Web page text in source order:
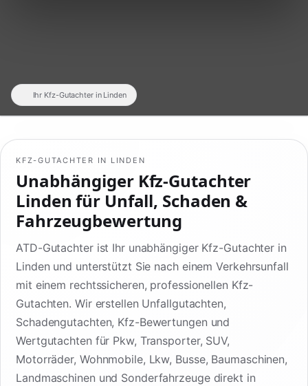
KFZ-GUTACHTER IN LINDEN
Unabhängiger Kfz-Gutachter
Linden für Unfall, Schaden &
Fahrzeugbewertung
ATD-Gutachter ist Ihr unabhängiger Kfz-Gutachter in
Linden und unterstützt Sie nach einem Verkehrsunfall
mit einem rechtssicheren, professionellen Kfz-
Gutachten. Wir erstellen Unfallgutachten,
Schadengutachten, Kfz-Bewertungen und
Wertgutachten für Pkw, Transporter, SUV,
Motorräder, Wohnmobile, Lkw, Busse, Baumaschinen,
Landmaschinen und Sonderfahrzeuge direkt in
Ihr Kfz-Gutachter in Linden